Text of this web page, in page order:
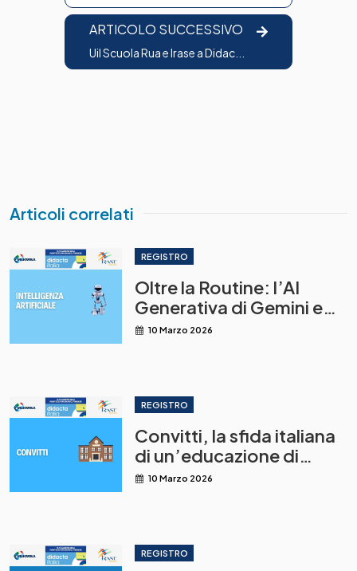
ARTICOLO SUCCESSIVO
Uil Scuola Rua e Irase a Didac...
Articoli correlati
REGISTRO
Oltre la Routine: l’AI
Generativa di Gemini e
NotebookLM come leva
10 Marzo 2026
REGISTRO
Convitti, la sfida italiana
di un’educazione di
qualità
10 Marzo 2026
REGISTRO